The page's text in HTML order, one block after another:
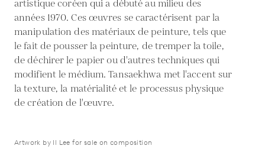
artistique coréen qui a débuté au milieu des
années 1970. Ces œuvres se caractérisent par la
manipulation des matériaux de peinture, tels que
le fait de pousser la peinture, de tremper la toile,
de déchirer le papier ou d'autres techniques qui
modifient le médium. Tansaekhwa met l'accent sur
la texture, la matérialité et le processus physique
de création de l'œuvre.
Artwork by Il Lee for sale on composition